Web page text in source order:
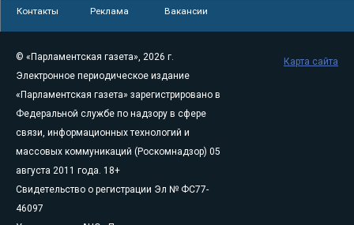
Контакты Реклама Вакансии
© «Парламентская газета», 2026 г.
Электронное периодическое издание
«Парламентская газета» зарегистрировано в
Федеральной службе по надзору в сфере
связи, информационных технологий и
массовых коммуникаций (Роскомнадзор) 05
августа 2011 года. 18+
Свидетельство о регистрации Эл № ФС77-
46097
Карта сайта